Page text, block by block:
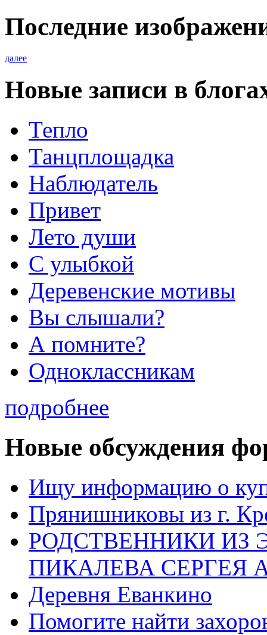
Последние
далее
Новые записи в
Тепло
Танцплощадка
Наблюдатель
Привет
Лето души
С улыбкой
Деревенские мотивы
Вы слышали?
А помните?
Одноклассникам
подробнее
Новые обсуждения
Ищу информацию о
Прянишниковы из г.
РОДСТВЕННИКИ ИЗ
ПИКАЛЕВА СЕРГЕЯ
Деревня Еванкино
Помогите найти